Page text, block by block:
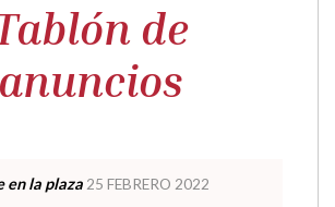
de
anuncios
en la plaza 25 FEBRERO 2022